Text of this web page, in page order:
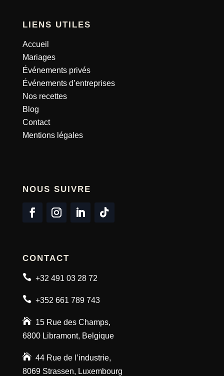
LIENS UTILES
Accueil
Mariages
Événements privés
Événements d’entreprises
Nos recettes
Blog
Contact
Mentions légales
NOUS SUIVRE
CONTACT
 +32 491 03 28 72
 +352 661 789 743
 15 Rue des Champs,
6800 Libramont, Belgique
 44 Rue de l’industrie,
8069 Strassen, Luxembourg